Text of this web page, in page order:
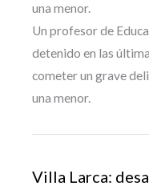
una menor.
Un profesor de
detenido en las
cometer un grave
una menor.
Villa Larca: